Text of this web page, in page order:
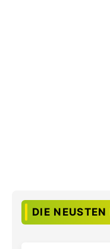
DIE